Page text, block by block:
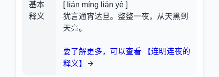
基本
释义
[ lián míng lián yè ]
犹言通宵达旦。整整一夜，从天黑到
天亮。
要了解更多，可以查看 【连明连夜的
释义】